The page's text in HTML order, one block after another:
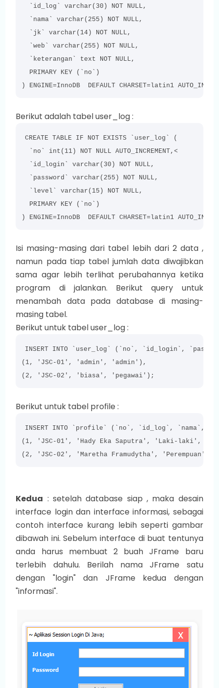
`id_log` varchar(30) NOT NULL,
`nama` varchar(255) NOT NULL,
`jk` varchar(14) NOT NULL,
`web` varchar(255) NOT NULL,
`keterangan` text NOT NULL,
PRIMARY KEY (`no`)
) ENGINE=InnoDB  DEFAULT CHARSET=latin1
Berikut adalah tabel user_log :
CREATE TABLE IF NOT EXISTS `user_log` (
`no` int(11) NOT NULL AUTO_INCREMENT,<
`id_login` varchar(30) NOT NULL,
`password` varchar(255) NOT NULL,
`level` varchar(15) NOT NULL,
PRIMARY KEY (`no`)
) ENGINE=InnoDB  DEFAULT CHARSET=latin1
Isi masing-masing dari tabel lebih dari 2 data ,
namun pada tiap tabel jumlah data diwajibkan
sama agar lebih terlihat perubahannya ketika
program di jalankan. Berikut query untuk
menambah data pada database di masing-
masing tabel.
Berikut untuk tabel user_log :
INSERT INTO `user_log` (`no`, `id_login`,
(1, 'JSC-01', 'admin', 'admin'),
(2, 'JSC-02', 'biasa', 'pegawai');
Berikut untuk tabel profile :
INSERT INTO `profile` (`no`, `id_log`, `nama`,
(1, 'JSC-01', 'Hady Eka Saputra', 'Laki-laki',
(2, 'JSC-02', 'Maretha Framudytha', 'Perempuan',
Kedua : setelah database siap , maka desain
interface login dan interface informasi, sebagai
contoh interface kurang lebih seperti gambar
dibawah ini. Sebelum interface di buat tentunya
anda harus membuat 2 buah JFrame baru
terlebih dahulu. Berilah nama JFrame satu
dengan "login" dan JFrame kedua dengan
"informasi".